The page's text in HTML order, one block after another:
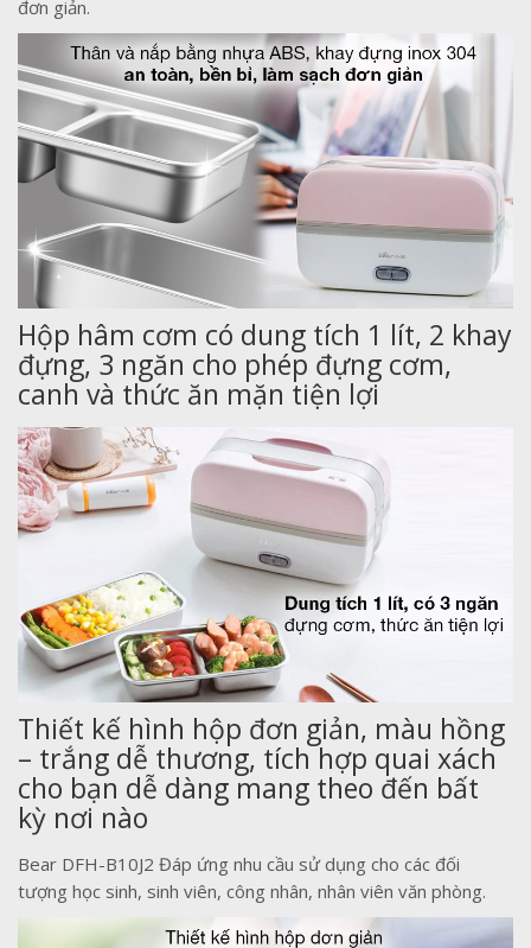
đơn giản.
Hộp hâm cơm có dung tích 1 lít, 2 khay
đựng, 3 ngăn cho phép đựng cơm,
canh và thức ăn mặn tiện lợi
Thiết kế hình hộp đơn giản, màu hồng
– trắng dễ thương, tích hợp quai xách
cho bạn dễ dàng mang theo đến bất
kỳ nơi nào
Bear DFH-B10J2 Đáp ứng nhu cầu sử dụng cho các đối
tượng học sinh, sinh viên, công nhân, nhân viên văn phòng.